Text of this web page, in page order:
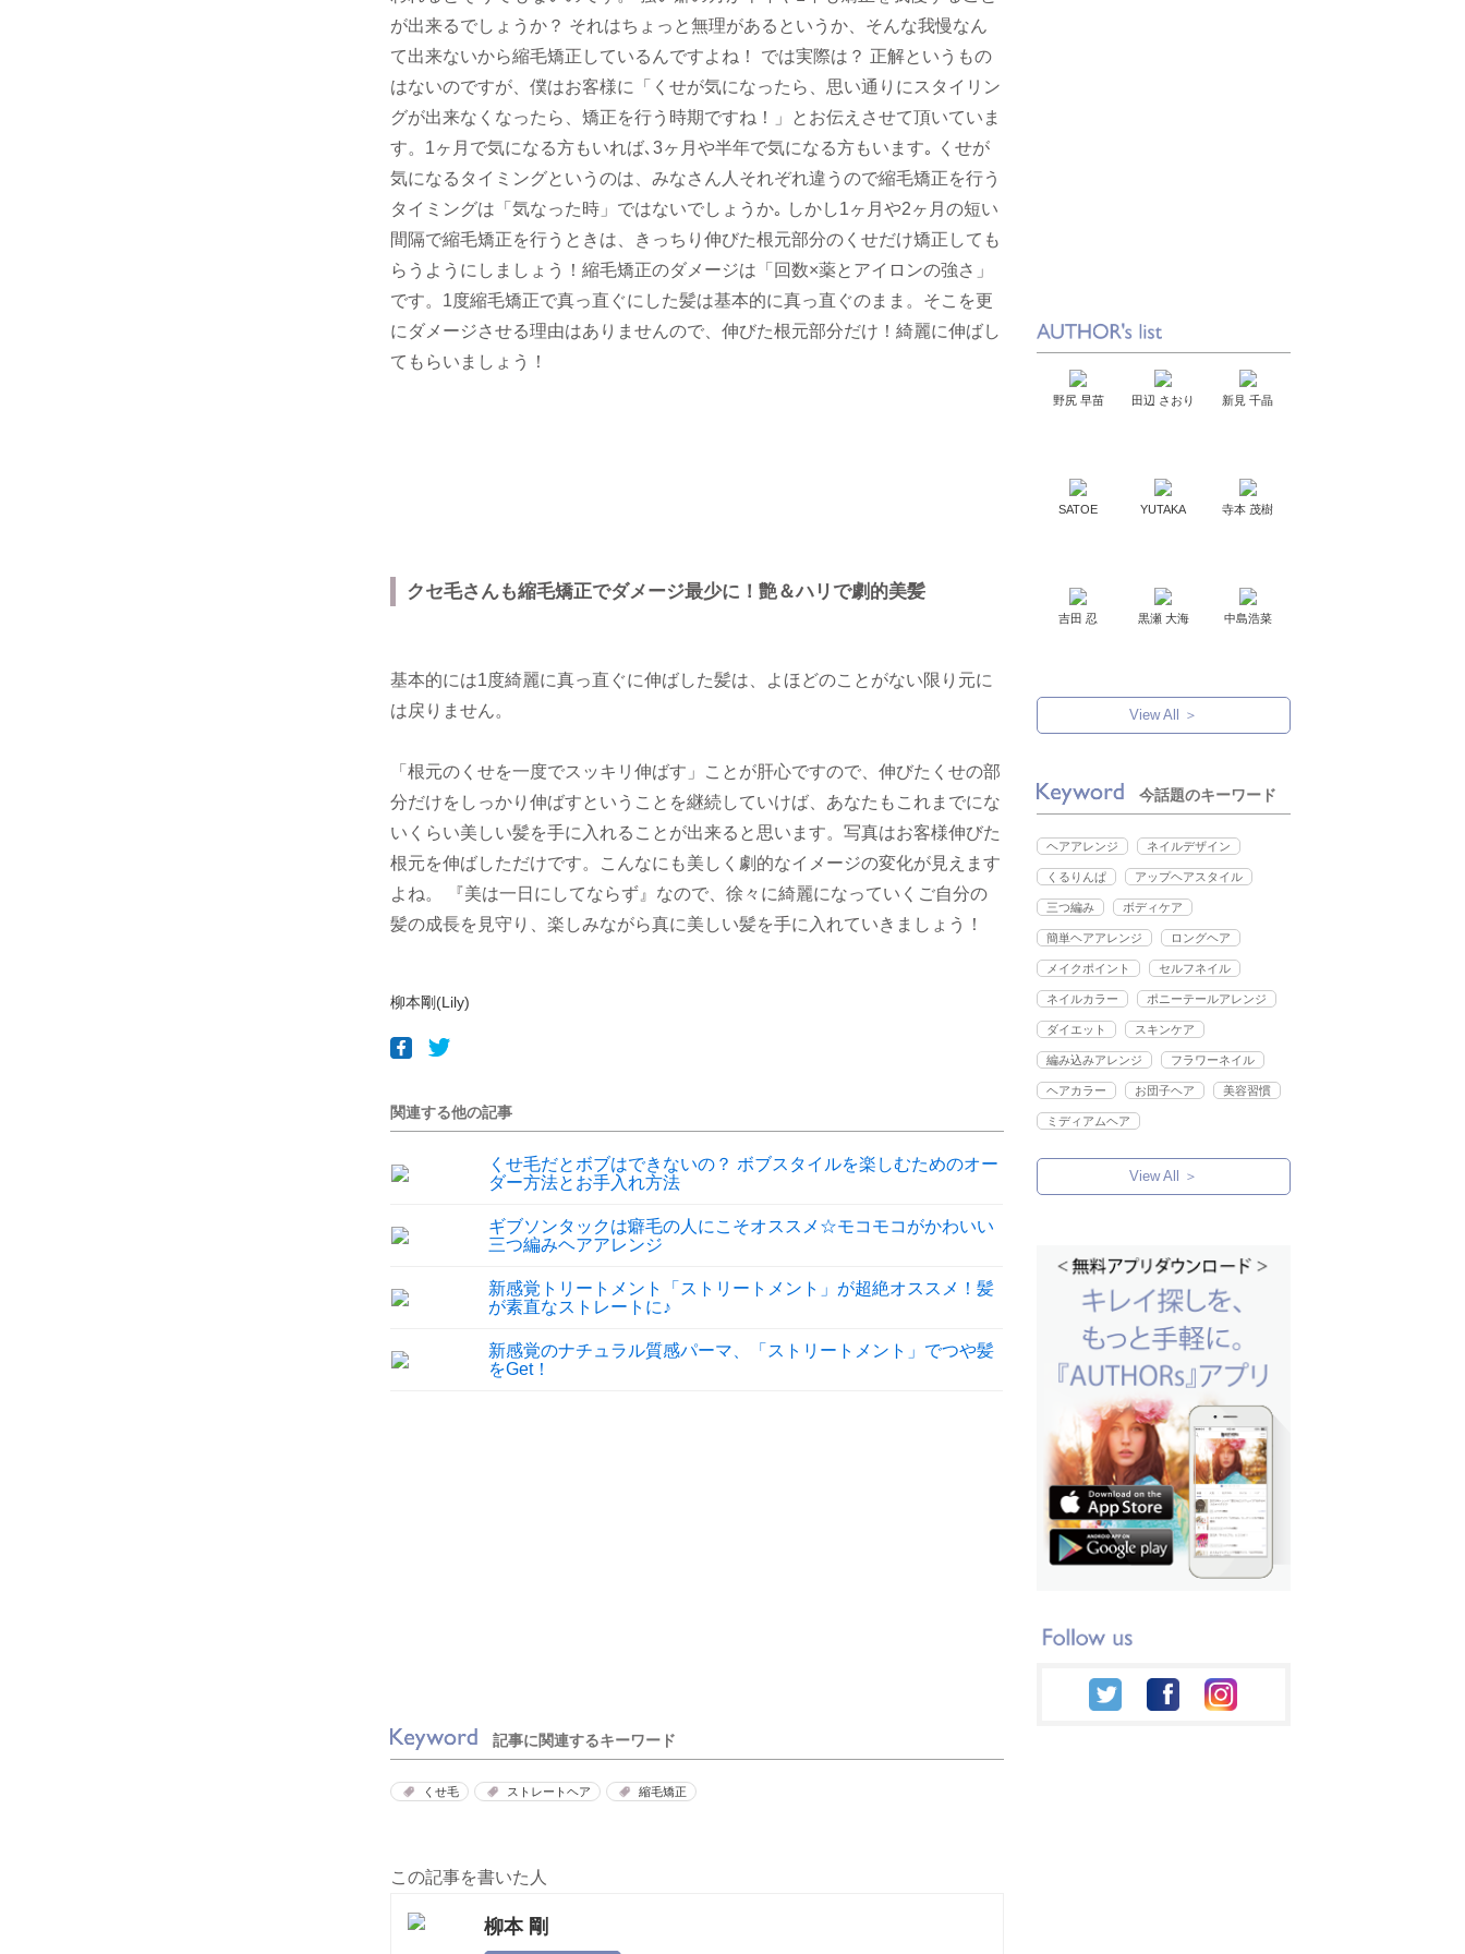
が出来るでしょうか？ それはちょっと無理があるというか、そんな我慢なん
て出来ないから縮毛矯正しているんですよね！ では実際は？ 正解というもの
はないのですが、僕はお客様に「くせが気になったら、思い通りにスタイリン
グが出来なくなったら、矯正を行う時期ですね！」とお伝えさせて頂いていま
す。1ヶ月で気になる方もいれば､3ヶ月や半年で気になる方もいます｡ くせが
気になるタイミングというのは、みなさん人それぞれ違うので縮毛矯正を行う
タイミングは「気なった時」ではないでしょうか｡ しかし1ヶ月や2ヶ月の短い
間隔で縮毛矯正を行うときは、きっちり伸びた根元部分のくせだけ矯正しても
らうようにしましょう！縮毛矯正のダメージは「回数×薬とアイロンの強さ」
です。1度縮毛矯正で真っ直ぐにした髪は基本的に真っ直ぐのまま。そこを更
にダメージさせる理由はありませんので、伸びた根元部分だけ！綺麗に伸ばし
てもらいましょう！
クセ毛さんも縮毛矯正でダメージ最少に！艶＆ハリで劇的美髪
基本的には1度綺麗に真っ直ぐに伸ばした髪は、よほどのことがない限り元に
は戻りません。
「根元のくせを一度でスッキリ伸ばす」ことが肝心ですので、伸びたくせの部
分だけをしっかり伸ばすということを継続していけば、あなたもこれまでにな
いくらい美しい髪を手に入れることが出来ると思います。写真はお客様伸びた
根元を伸ばしただけです。こんなにも美しく劇的なイメージの変化が見えます
よね。 『美は一日にしてならず』なので、徐々に綺麗になっていくご自分の
髪の成長を見守り、楽しみながら真に美しい髪を手に入れていきましょう！
柳本剛(Lily)
関連する他の記事
くせ毛だとボブはできないの？ ボブスタイルを楽しむためのオー
ダー方法とお手入れ方法
ギブソンタックは癖毛の人にこそオススメ☆モコモコがかわいい
三つ編みヘアアレンジ
新感覚トリートメント「ストリートメント」が超絶オススメ！髪
が素直なストレートに♪
新感覚のナチュラル質感パーマ、「ストリートメント」でつや髪
をGet！
記事に関連するキーワード
くせ毛 ストレートヘア 縮毛矯正
この記事を書いた人
柳本 剛
野尻 早苗 田辺 さおり 新見 千晶
SATOE YUTAKA 寺本 茂樹
吉田 忍 黒瀬 大海 中島浩菜
View All ＞
今話題のキーワード
ヘアアレンジ ネイルデザイン
くるりんぱ アップヘアスタイル
三つ編み ボディケア
簡単ヘアアレンジ ロングヘア
メイクポイント セルフネイル
ネイルカラー ポニーテールアレンジ
ダイエット スキンケア
編み込みアレンジ フラワーネイル
ヘアカラー お団子ヘア 美容習慣
ミディアムヘア
View All ＞